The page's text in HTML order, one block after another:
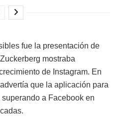
fue la presentación de
mostraba
de Instagram. En
que la aplicación para
a Facebook en